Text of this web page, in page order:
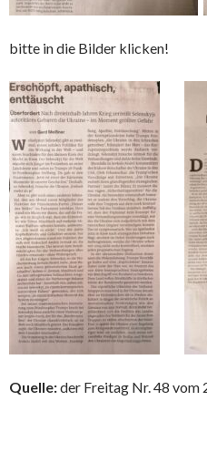
bitte in die Bilder klicken!
Quelle:der Freitag Nr. 48 vom